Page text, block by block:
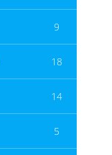
9
18
14
5